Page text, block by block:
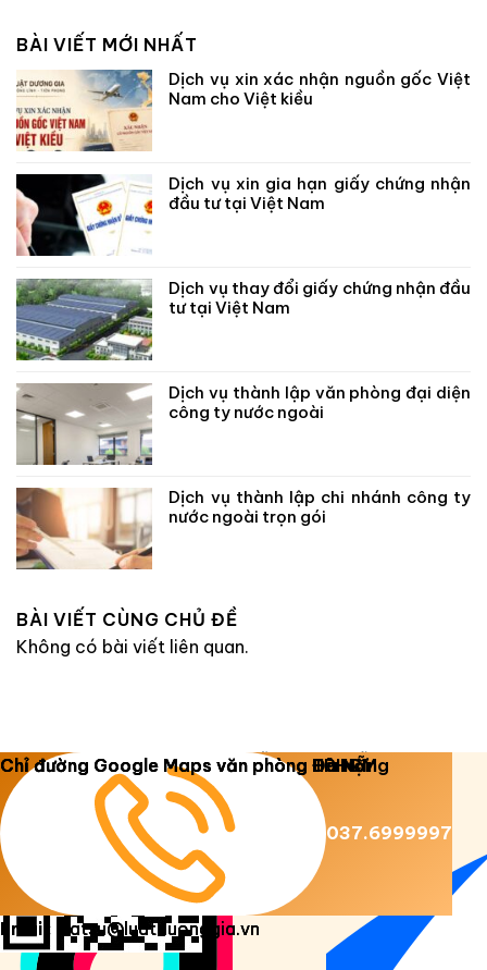
BÀI VIẾT MỚI NHẤT
Dịch vụ xin xác nhận nguồn gốc Việt
Nam cho Việt kiều
Dịch vụ xin gia hạn giấy chứng nhận
đầu tư tại Việt Nam
Dịch vụ thay đổi giấy chứng nhận đầu
tư tại Việt Nam
Dịch vụ thành lập văn phòng đại diện
công ty nước ngoài
Dịch vụ thành lập chi nhánh công ty
nước ngoài trọn gói
BÀI VIẾT CÙNG CHỦ ĐỀ
Không có bài viết liên quan.
Copyright 2026 © Luật Dương Gia